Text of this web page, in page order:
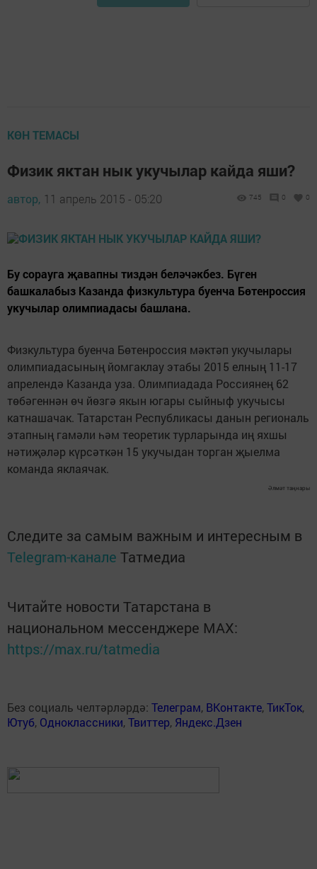
КӨН ТЕМАСЫ
Физик яктан нык укучылар кайда яши?
автор, 11 апрель 2015 - 05:20 745 0 0
Бу сорауга җавапны тиздән беләчәкбез. Бүген
башкалабыз Казанда физкультура буенча Бөтенроссия
укучылар олимпиадасы башлана.
Физкультура буенча Бөтенроссия мәктәп укучылары
олимпиадасының йомгаклау этабы 2015 елның 11-17
апрелендә Казанда уза. Олимпиадада Россиянең 62
төбәгеннән өч йөзгә якын югары сыйныф укучысы
катнашачак. Татарстан Республикасы данын региональ
этапның гамәли һәм теоретик турларында иң яхшы
нәтиҗәләр күрсәткән 15 укучыдан торган җыелма
команда яклаячак.
Әлмәт таңнары
Следите за самым важным и интересным в
Telegram-канале Татмедиа
Читайте новости Татарстана в
национальном мессенджере MАХ:
https://max.ru/tatmedia
Без социаль челтәрләрдә: Телеграм, ВКонтакте,ТикТок,
Ютуб, Одноклассники,Твиттер, Яндекс.Дзен